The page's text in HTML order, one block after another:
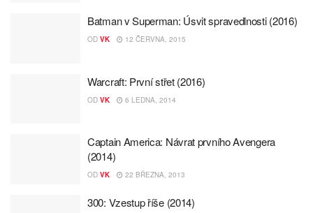
Batman v Superman: Úsvit spravedlnosti (2016)
OD VK 12 ČERVNA, 2015
Warcraft: První střet (2016)
OD VK 6 LEDNA, 2014
Captain America: Návrat prvního Avengera
(2014)
OD VK 22 BŘEZNA, 2013
300: Vzestup říše (2014)